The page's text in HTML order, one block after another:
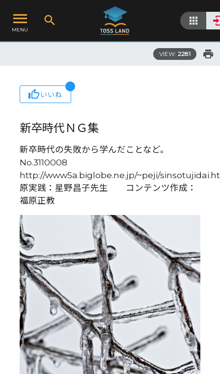
MENU
VIEW: 2281
いいね
新卒時代ＮＧ集
新卒時代の失敗から学んだことなど。
No.3110008
http://www5a.biglobe.ne.jp/~peji/
原実践：星野昌子先生 コンテンツ作成：
福原正教